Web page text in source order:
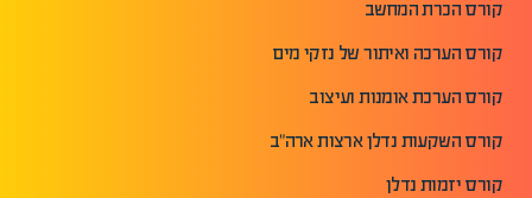
קורס הכרת המחשב
קורס הערכה ואיתור של נזקי מים
קורס הערכת אומנות ועיצוב
קורס השקעות נדלן ארצות ארה"ב
קורס יזמות נדלן